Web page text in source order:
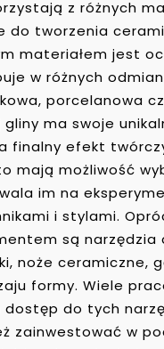
z różnych
do tworzenia
materiałem jest
w różnych
porcelanowa
ma swoje
finalny efekt
mają możliwość
im na
i stylami.
są narzędzia
noże ceramiczne,
formy. Wiele
do tych
zainwestować w